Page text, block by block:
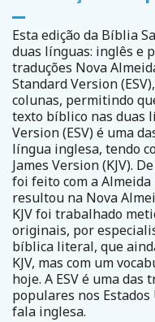
Esta edição da Bíblia
duas línguas: inglês e
traduções Nova
Standard Version
colunas, permitindo
texto bíblico nas duas
Version (ESV) é uma
língua inglesa, tendo
James Version (KJV).
foi feito com a Almeida
resultou na Nova
KJV foi trabalhado
originais, por
bíblica literal, que
KJV, mas com um
hoje. A ESV é uma
populares nos
fala inglesa.